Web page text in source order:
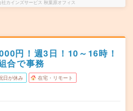
社カインズサービス 秋葉原オフィス
円！週3日！10～16時！
合で事務
日が休み 在宅・リモート